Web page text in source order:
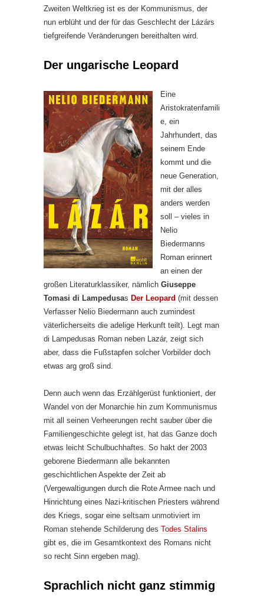
Zweiten Weltkrieg ist es der Kommunismus, der
nun erblüht und der für das Geschlecht der Lázárs
tiefgreifende Veränderungen bereithalten wird.
Der ungarische Leopard
Eine
Aristokratenfamili
e, ein
Jahrhundert, das
seinem Ende
kommt und die
neue Generation,
mit der alles
anders werden
soll – vieles in
Nelio
Biedermanns
Roman erinnert
an einen der
großen Literaturklassiker, nämlich Giuseppe
Tomasi di Lampedusas Der Leopard (mit dessen
Verfasser Nelio Biedermann auch zumindest
väterlicherseits die adelige Herkunft teilt). Legt man
di Lampedusas Roman neben Lazár, zeigt sich
aber, dass die Fußstapfen solcher Vorbilder doch
etwas arg groß sind.
Denn auch wenn das Erzählgerüst funktioniert, der
Wandel von der Monarchie hin zum Kommunismus
mit all seinen Verheerungen recht sauber über die
Familiengeschichte gelegt ist, hat das Ganze doch
etwas leicht Schulbuchhaftes. So hakt der 2003
geborene Biedermann alle bekannten
geschichtlichen Aspekte der Zeit ab
(Vergewaltigungen durch die Rote Armee nach und
Hinrichtung eines Nazi-kritischen Priesters während
des Kriegs, sogar eine seltsam unmotiviert im
Roman stehende Schilderung des Todes Stalins
gibt es, die im Gesamtkontext des Romans nicht
so recht Sinn ergeben mag).
Sprachlich nicht ganz stimmig